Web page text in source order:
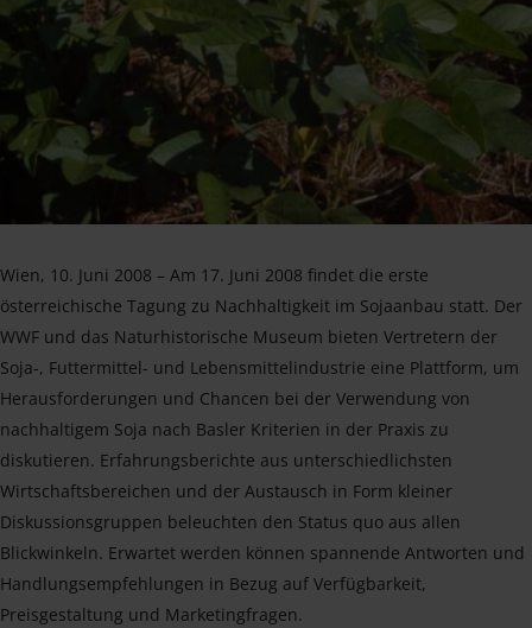
Wien, 10. Juni 2008 – Am 17. Juni 2008 findet die erste
österreichische Tagung zu Nachhaltigkeit im Sojaanbau statt. Der
WWF und das Naturhistorische Museum bieten Vertretern der
Soja-, Futtermittel- und Lebensmittelindustrie eine Plattform, um
Herausforderungen und Chancen bei der Verwendung von
nachhaltigem Soja nach Basler Kriterien in der Praxis zu
diskutieren. Erfahrungsberichte aus unterschiedlichsten
Wirtschaftsbereichen und der Austausch in Form kleiner
Diskussionsgruppen beleuchten den Status quo aus allen
Blickwinkeln. Erwartet werden können spannende Antworten und
Handlungsempfehlungen in Bezug auf Verfügbarkeit,
Preisgestaltung und Marketingfragen.